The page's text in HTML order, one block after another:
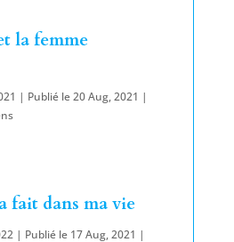
la femme
| Publié le 20 Aug, 2021 |
fait dans ma vie
| Publié le 17 Aug, 2021 |